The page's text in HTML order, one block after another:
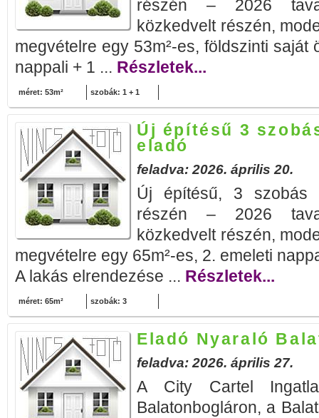
részén – 2026
közkedvelt részén,
megvételre egy 53m²-es, földszinti saját
nappali + 1 ... Részletek...
méret: 53m² szobák: 1 + 1
Új építésű 3
eladó
feladva: 2026. április 20.
Új építésű, 3 szobás
részén – 2026
közkedvelt részén,
megvételre egy 65m²-es, 2. emeleti
A lakás elrendezése ... Részletek...
méret: 65m² szobák: 3
Eladó Nyaraló
feladva: 2026. április 27.
A City Cartel
Balatonbogláron, a